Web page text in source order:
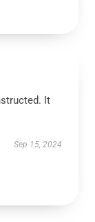
It
Sep 15, 2024